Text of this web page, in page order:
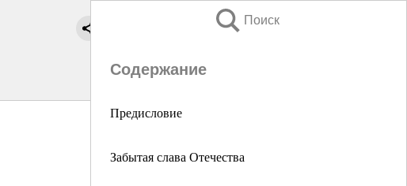
Поиск
Содержание
Предисловие
Забытая слава Отечества